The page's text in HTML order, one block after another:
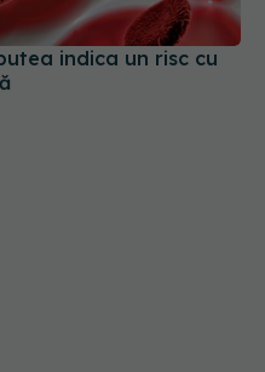
indica un risc cu